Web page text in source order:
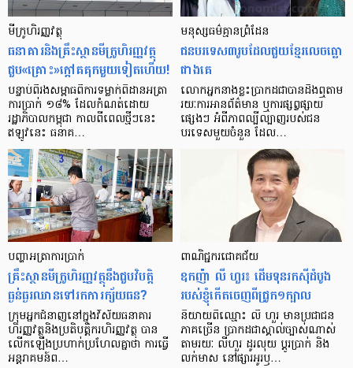
មីក្រូ​ហិរញ្ញវត្ថុ
ធនាគារ​និង​គ្រឹះស្ថាន​មីក្រូ​ហិរញ្ញវត្ថុ​
ជួប«គ្រោះ»ក្តៅ​គគុក​មួយ​ទៀត​ហើយ!
បន្ទាប់​ពី​រង​សម្ពាធ​​ពី​ការ​ទម្លាក់​ពិដាន​អត្រា​
ការ​ប្រាក់ ១៨​% ដែល​កំណត់​ដោយ​
រដ្ឋាភិបាល​កម្ពុជា កាល​ពី​ពេល​ថ្មីៗ​នេះ
ឥឡូវ​នេះ ធនាគ…
មនុស្ស​ធម៌​គ្មាន​ព្រំដែន
ជន​បរទេស​៣​រូប​ដែល​ជួយ​ខ្មែរ​លេច​ធ្លោ​
ជាង​គេ
លោកអ្នក​នាង​ខ្លះ​ប្រាកដ​ជា​បាន​​ដឹង​ឮ​តាម​
រយៈ​ការ​អាន​ព័ត៌មាន ឬ​ការ​ផ្សព្វផ្សាយ​
ផ្សេងៗ អំពី​ភាព​ល្បីល្បាញ​របស់​ជន​
បរទេស​មួយ​ចំនួន ដែល…
បញ្ហា​អត្រា​ការប្រាក់
គ្រឹះស្ថាន​មីក្រូ​ហិរញ្ញវត្ថុ​នឹង​ជួប​វិបត្តិ​
ធ្ងន់ធ្ងរ​ឈាន​ទៅ​រក​ការ​ក្ស័យធន?
ក្រុម​អ្នក​ជំនាញ​នៅ​ក្នុង​វិស័យ​ធនាគារ
ហិរញ្ញវត្ថុ​និង​ប្រតិបត្តិករ​ហិរញ្ញ​វត្ថុ បាន​​
លើក​ឡើង​ប្រហាក់​ប្រហែល​គ្នា​ថា ការ​ធ្វើ​
អន្តរាគមន៍​ព…
ពាណិជ្ជករជោគជ័យ
ឧកញ៉ា លី ហួរ៖ ដើមទុនរកស៊ីដំបូង
របស់ខ្ញុំកើតចេញពីជ្រូក១ក្បាល
និយាយ​ពី​ឈ្មោះ លី ហួរ មាន​ប្រជាជន​
ភាគ​ច្រើន ប្រាកដ​ជា​ស្គាល់​ច្បាស់​ណាស់
តាមរយៈ លីហួរ ដូរ​លុយ ប្តូរ​បា្រក់ និង​
លក់​មាស នៅ​ផ្សារ​អូរ​ឫ…